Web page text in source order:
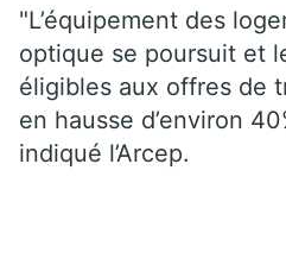
"L’équipement des
optique se poursuit et
éligibles aux offres de
en hausse d’environ
indiqué l’Arcep.